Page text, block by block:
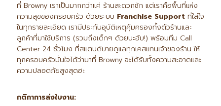
ที่ Browny เราเป็นมากกว่าแค่ ร้านสะดวกซัก แต่เราคือพื้นที่แห่ง
ความสุขของครอบครัว ด้วยระบบ Franchise Support ที่ใส่ใจ
ในทุกรายละเอียด เรามีประกันอุบัติเหตุคุ้มครองทั้งตัวร้านและ
ลูกค้าที่มาใช้บริการ (รวมถึงเด็กๆ ด้วยนะฮับ!) พร้อมทีม Call
Center 24 ชั่วโมง ที่สแตนด์บายดูแลทุกเคสแทนเจ้าของร้าน ให้
ทุกครอบครัวมั่นใจได้ว่ามาที่ Browny จะได้รับทั้งความสะอาดและ
ความปลอดภัยสูงสุดฮะ
กติกาการส่งใบงาน: